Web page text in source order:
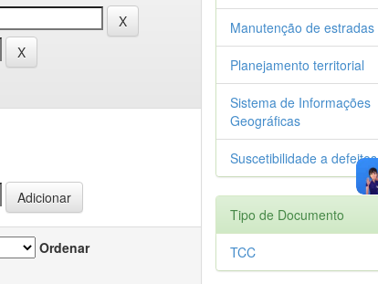
Ordenar
Manutenção de estradas
Planejamento territorial
Sistema de Informações
Geográficas
Suscetibilidade a defeitos
Tipo de Documento
TCC